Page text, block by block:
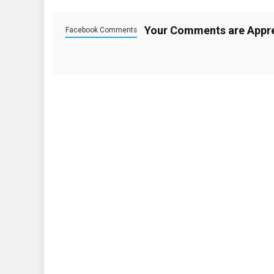
Your Comments are
Facebook Comments